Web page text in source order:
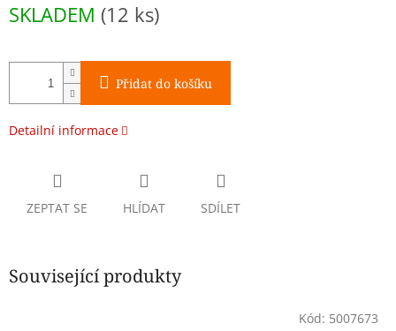
cena:
SKLADEM (12 ks)
Přidat do košíku
Detailní informace
ZEPTAT SE HLÍDAT SDÍLET
Související produkty
Kód: 5007673